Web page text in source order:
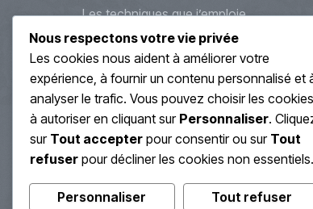
Les techniques que j’emploie
peuvent s’apparenter à des
méthodes douces et alternatives
d’accompagnements et de soin.
Celles-ci ne se substitueront jamais
à des traitements médicaux que
vous pourriez avoir en cours ou à
Nous respectons votre vie privée
Les cookies nous aident à améliorer votre
expérience, à fournir un contenu personnalisé et
analyser le trafic. Vous pouvez choisir les cookies
à autoriser en cliquant sur Personnaliser.
sur Tout accepter pour consentir ou sur Tout
refuser pour décliner les cookies non essentiels.
Personnaliser Tout refuser